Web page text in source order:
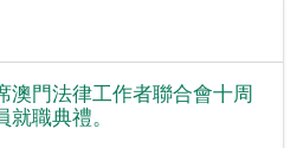
澳門法律工作者聯合會十周
職典禮。